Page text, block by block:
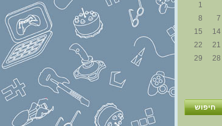
1
7
8
14
15
21
22
28
29